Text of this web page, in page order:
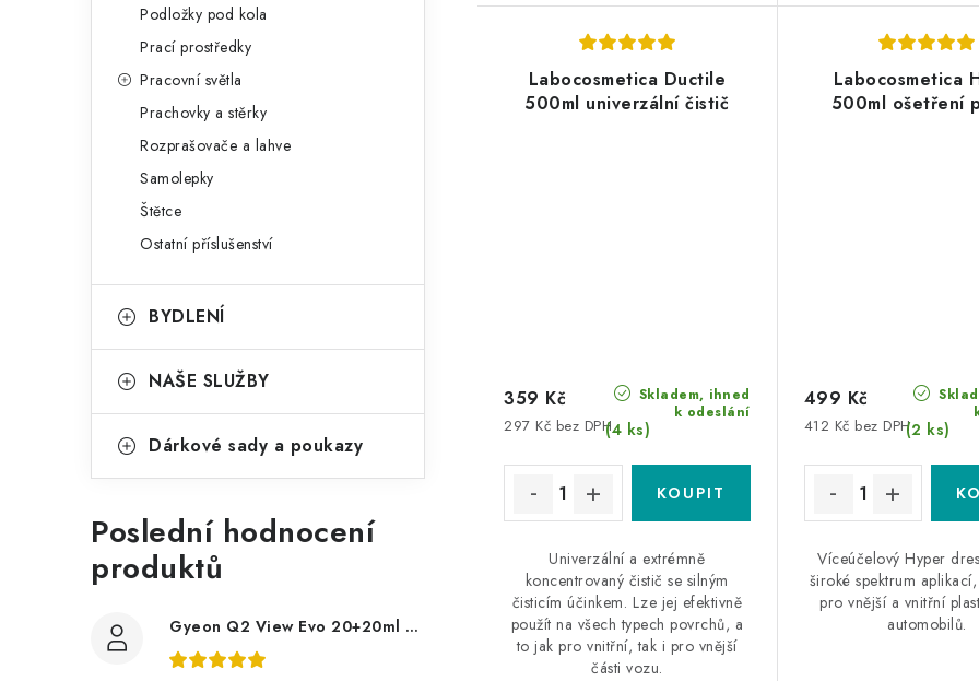
Podložky pod kola
Prací prostředky
Pracovní světla
Prachovky a stěrky
Rozprašovače a lahve
Samolepky
Štětce
Ostatní příslušenství
BYDLENÍ
NAŠE SLUŽBY
Dárkové sady a poukazy
Poslední hodnocení
produktů
Gyeon Q2 View Evo 20+20ml nanopovlak na okna
Labocosmetica Ductile
500ml univerzální čistič
Skladem, ihned
k odeslání
(4 ks)
297 Kč bez DPH
359 Kč
Univerzální a extrémně
koncentrovaný čistič se silným
čisticím účinkem. Lze jej efektivně
použít na všech typech povrchů, a
to jak pro vnitřní, tak i pro vnější
části vozu.
Labocosmetica
500ml ošetření
(2 ks)
412 Kč bez DPH
499 Kč
Víceúčelový Hyper
široké spektrum
pro vnější a vnitřní
automobilů.